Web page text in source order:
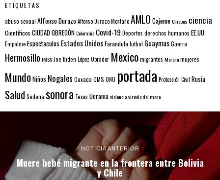
ETIQUETAS
abuso sexual Alfonso DurazoAlfonso Durazo MontañoAMLO CajemeChiapas ciencia
Científicos CIUDAD OBREGÓNColombia Covid-19 Deportes derechos humanos EE.UU.
EmpalmeEspectaculos Estados UnidosFarandula futbol GuaymasGuerra
Hermosillo IMSS Joe Biden López Obrador Mexicomigrantes Morenamujeres
MundoNiños Nogales Oaxaca OMS ONU portada Protección Civil Rusia
Salud Sedena sonora Texas Ucraniaviolenciaviruela del mono
NOTICIA ANTERIOR
Muere bebé migrante en la frontera entre Bolivia
y Chile